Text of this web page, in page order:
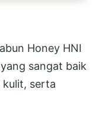
Honey HNI
sangat baik
kulit, serta